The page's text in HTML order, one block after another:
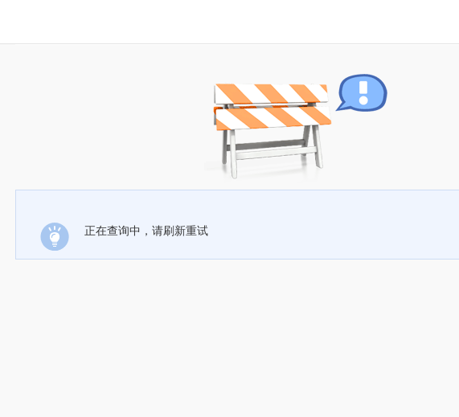
正在查询中，请刷新重试